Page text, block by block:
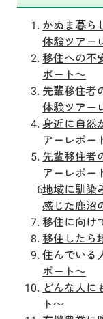
かぬま暮ら
体験ツアー
移住への不
ポート～
先輩移住者
体験ツアー
身近に自然
アーレポー
先輩移住者
アーレポー
地域に馴染
感じた鹿沼
移住に向け
移住したら
住んでいる
ポート～
どんな人に
ト～